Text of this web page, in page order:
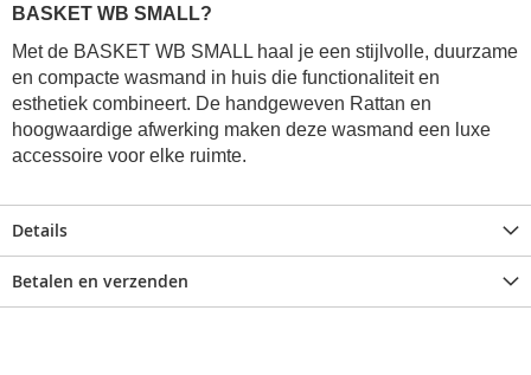
BASKET WB SMALL?
Met de BASKET WB SMALL haal je een stijlvolle, duurzame
en compacte wasmand in huis die functionaliteit en
esthetiek combineert. De handgeweven Rattan en
hoogwaardige afwerking maken deze wasmand een luxe
accessoire voor elke ruimte.
Details
Betalen en verzenden